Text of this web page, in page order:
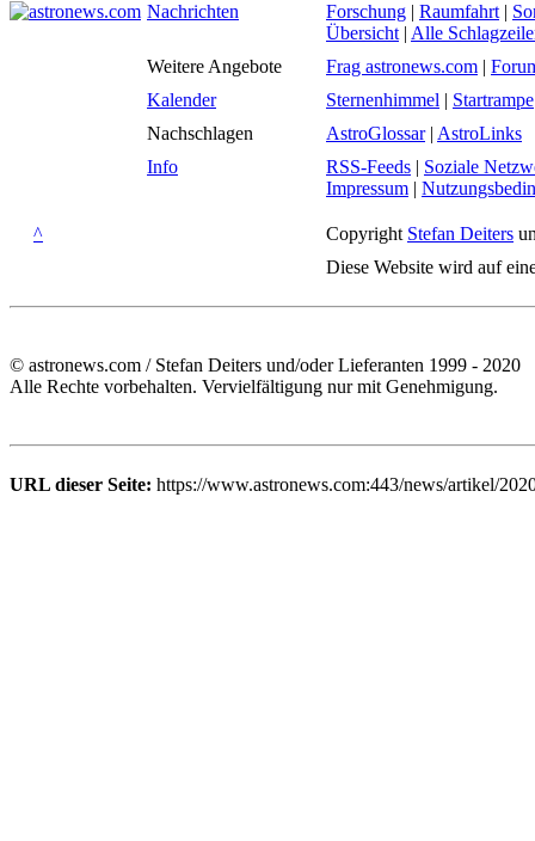
Nachrichten Forschung | Raumfahrt |
Übersicht | Alle
Weitere Angebote
Frag astronews.com |
Kalender
Sternenhimmel | Startrampe
Nachschlagen
AstroGlossar| AstroLinks
Info
RSS-Feeds | Soziale
Impressum |
^ Copyright Stefan Deiters
Diese Website wird auf
© astronews.com / Stefan Deiters und/oder Lieferanten 1999 - 2020
Alle Rechte vorbehalten. Vervielfältigung nur mit Genehmigung.
URL dieser Seite: https://www.astronews.com:443/news/artikel/